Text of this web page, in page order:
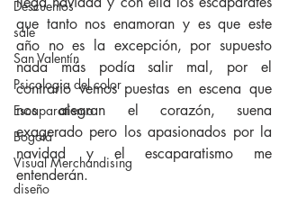
Descuentos
sale
San Valentín
Psicologia del color
Escaparatismo
Bogotá
Visual Merchandising
diseño
que tanto nos enamoran y es que este
año no es la excepción, por supuesto
nada más podía salir mal, por el
contrario vemos puestas en escena que
nos alegran el corazón, suena
exagerado pero los apasionados por la
navidad y el escaparatismo me
entenderán.